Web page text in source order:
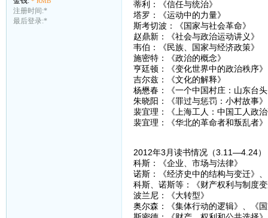
注册时间:*
最后登录:*
蒂利：《信任与统治》
塔罗：《运动中的力量》
斯考切波：《国家与社会革命》
赵鼎新：《社会与政治运动讲义》
韦伯：《民族、国家与经济政策》
施密特：《政治的概念》
亨廷顿：《变化世界中的政治秩序》
吉尔兹：《文化的解释》
杨懋春：《一个中国村庄：山东台
朱晓阳：《罪过与惩罚：小村故事》
裴宜理：《上海工人：中国工人政
裴宜理：《华北的革命者和叛乱者》
2012年3月读书情况（3.11—4.24）
科斯：《企业、市场与法律》
诺斯：《经济史中的结构与变迁》
科斯、诺斯等：《财产权利与制度
波兰尼：《大转型》
奥尔森：《集体行动的逻辑》、《